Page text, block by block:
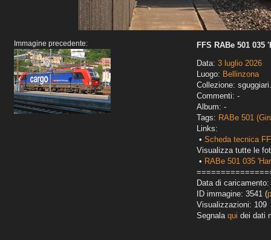
Immagine precedente:
FFS RABe 501 035
Data: 3 luglio 2026
Luogo: Bellinzona
Collezione:
Commenti: -
Album: -
Tags: RABe 501
Links:
• Scheda tecnica
Visualizza tutte le
• RABe 501 035
Data di
ID immagine: 3541 (
Visualizzazioni: 109
Segnala qui dei dati